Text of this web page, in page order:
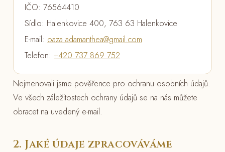
IČO: 76564410
Sídlo: Halenkovice 400, 763 63 Halenkovice
E-mail: oaza.adamanthea@gmail.com
Telefon: +420 737 869 752
Nejmenovali jsme pověřence pro ochranu osobních údajů.
Ve všech záležitostech ochrany údajů se na nás můžete
obracet na uvedený e-mail.
2. Jaké údaje zpracováváme